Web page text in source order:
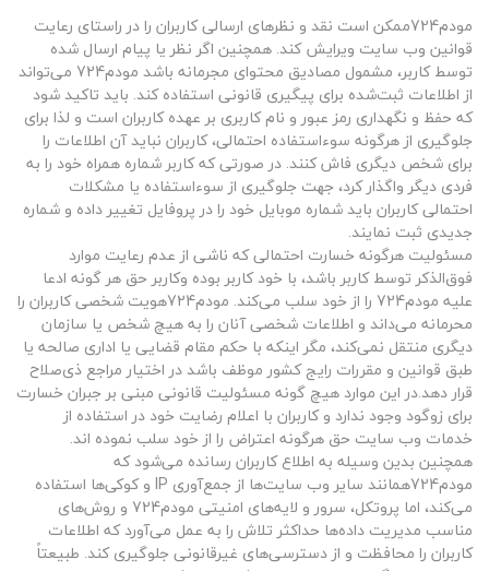
مودم724ممکن است نقد و نظرهای ارسالی کاربران را در راستای رعایت
قوانین وب سایت ویرایش کند. همچنین اگر نظر یا پیام ارسال شده
توسط کاربر، مشمول مصادیق محتوای مجرمانه باشد مودم724 می‌تواند
از اطلاعات ثبت‌شده برای پیگیری قانونی استفاده کند. باید تاکید شود
که حفظ و نگهداری رمز عبور و نام کاربری بر عهده کاربران است و لذا برای
جلوگیری از هرگونه سوءاستفاده احتمالی، کاربران نباید آن اطلاعات را
برای شخص دیگری فاش کنند. در صورتی که کاربر شماره همراه خود را به
فردی دیگر واگذار کرد، جهت جلوگیری از سوءاستفاده یا مشکلات
احتمالی کاربران باید شماره موبایل خود را در پروفایل تغییر داده و شماره
جدیدی ثبت نمایند.
مسئولیت هرگونه خسارت احتمالی که ناشی از عدم رعایت موارد
فوق‌الذکر توسط کاربر باشد، با خود کاربر بوده وکاربر حق هر گونه ادعا
علیه مودم724 را از خود سلب می‌کند. مودم724هویت شخصی کاربران را
محرمانه می‌داند و اطلاعات شخصی آنان را به هیچ شخص یا سازمان
دیگری منتقل نمی‌کند، مگر اینکه با حکم مقام قضایی یا اداری صالحه یا
طبق قوانین و مقررات رایج کشور موظف باشد در اختیار مراجع ذی‌صلاح
قرار دهد.در این موارد هیچ گونه مسئولیت قانونی مبنی بر جبران خسارت
برای زوگود وجود ندارد و کاربران با اعلام رضایت خود در استفاده از
خدمات وب سایت حق هرگونه اعتراض را از خود سلب نموده اند.
همچنین بدین وسیله به اطلاع کاربران رسانده می‌شود که
مودم724همانند سایر وب ‌سایت‌ها از جمع‌آوری IP و کوکی‌ها استفاده
می‌کند، اما پروتکل، سرور و لایه‌های امنیتی مودم724 و روش‌های
مناسب مدیریت داده‌ها حداکثر تلاش را به عمل می‌آورد که اطلاعات
کاربران را محافظت و از دسترسی‌های غیرقانونی جلوگیری کند. طبیعتاً